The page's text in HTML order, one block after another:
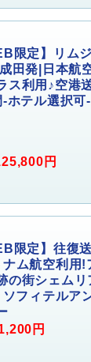
限定】リム
成田発|日本航
ス利用♪空港
-ホテル選択可-
円
限定】往復
ナム航空利用!
の街シェム
ソフィテルア
円